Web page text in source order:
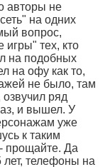
авторы не
на одних
вопрос,
игры" тех, кто
на подобных
на офу как то,
не было, там
ряд
и вышел. У
уже
к таким
прощайте. Да
лет, телефоны на